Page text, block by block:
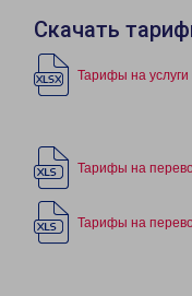
Скачать
Тарифы на услуги
Тарифы на
Тарифы на